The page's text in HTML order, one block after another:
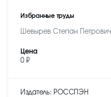
Избранные труды
Шевырев Степан Петрович
Цена
0 ₽
Издатель: РОССПЭН